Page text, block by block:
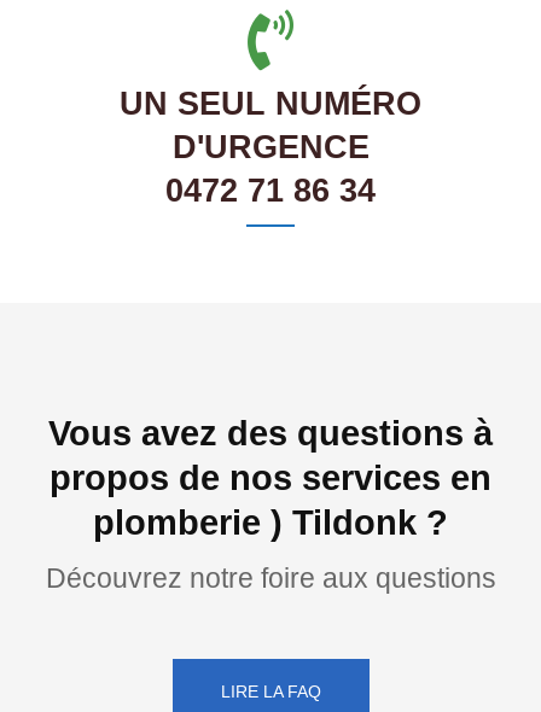
UN SEUL NUMÉRO
D'URGENCE
0472 71 86 34
Vous avez des questions à
propos de nos services en
plomberie ) Tildonk ?
Découvrez notre foire aux questions
LIRE LA FAQ